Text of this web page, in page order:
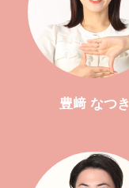
豊﨑 なつき